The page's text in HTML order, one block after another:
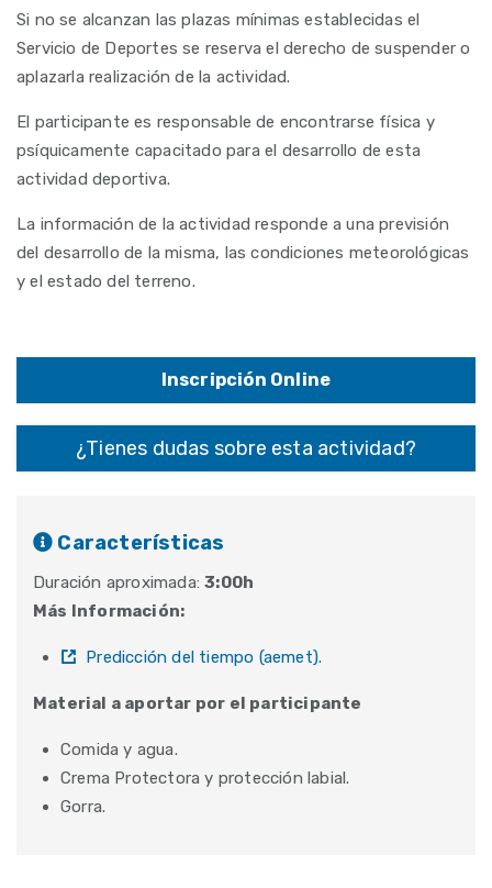
Si no se alcanzan las plazas mínimas establecidas el
Servicio de Deportes se reserva el derecho de suspender o
aplazarla realización de la actividad.
El participante es responsable de encontrarse física y
psíquicamente capacitado para el desarrollo de esta
actividad deportiva.
La información de la actividad responde a una previsión
del desarrollo de la misma, las condiciones meteorológicas
y el estado del terreno.
Inscripción Online
¿Tienes dudas sobre esta actividad?
Características
Duración aproximada:3:00h
Más Información:
Predicción del tiempo (aemet).
Material a aportar por el participante
Comida y agua.
Crema Protectora y protección labial.
Gorra.